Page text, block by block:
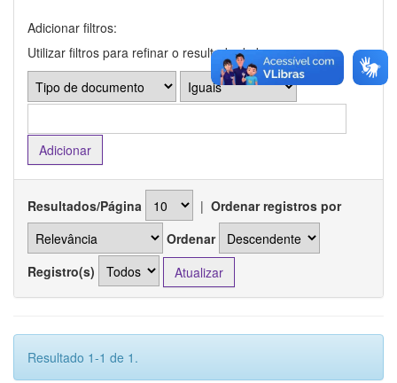
Adicionar filtros:
Utilizar filtros para refinar o resultado de busca.
Resultados/Página | Ordenar registros por
Ordenar
Registro(s)
Resultado 1-1 de 1.